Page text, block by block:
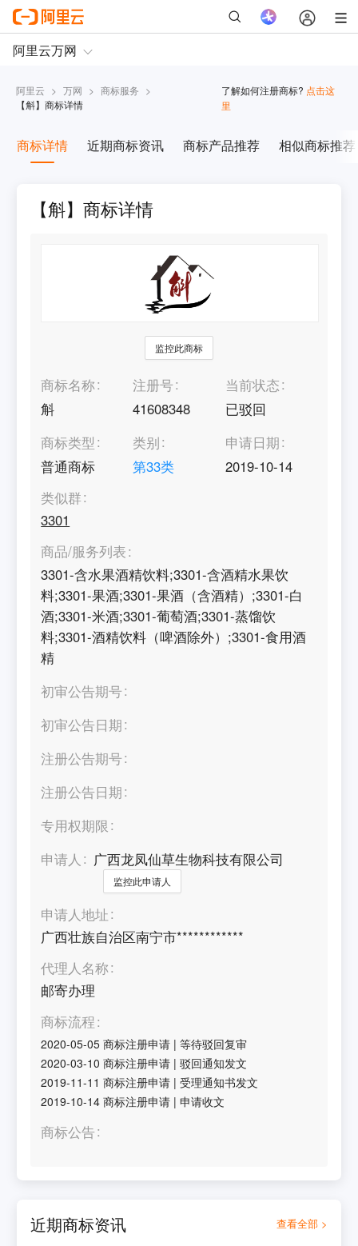
阿里云 > 万网 > 商标服务 >
【斛】商标详情
了解如何注册商标? 点击这
里
商标详情 近期商标资讯 商标产品推荐 相似商标推荐
【斛】商标详情
监控此商标
商标名称
斛
注册号
41608348
当前状态
已驳回
商标类型
普通商标
类别
第33类
申请日期
2019-10-14
类似群
3301
商品/服务列表
3301-含水果酒精饮料;3301-含酒精水果饮
料;3301-果酒;3301-果酒（含酒精）;3301-白
酒;3301-米酒;3301-葡萄酒;3301-蒸馏饮
料;3301-酒精饮料（啤酒除外）;3301-食用酒
精
初审公告期号
初审公告日期
注册公告期号
注册公告日期
专用权期限
申请人
广西龙凤仙草生物科技有限公司
监控此申请人
申请人地址
广西壮族自治区南宁市************
代理人名称
邮寄办理
商标流程
2020-05-05 商标注册申请 |等待驳回复审
2020-03-10 商标注册申请 |驳回通知发文
2019-11-11 商标注册申请 |受理通知书发文
2019-10-14 商标注册申请 |申请收文
商标公告
近期商标资讯 查看全部 >